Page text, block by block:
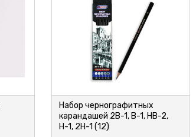
Набор чернографитных
карандашей 2В-1, В-1, НВ-2,
Н-1, 2Н-1 (12)